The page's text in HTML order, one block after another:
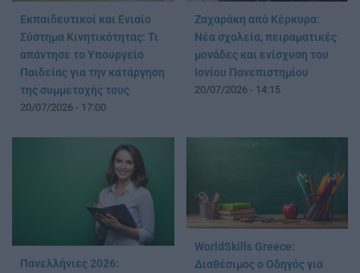
Εκπαιδευτικοί και Ενιαίο
Σύστημα Κινητικότητας: Τι
απάντησε το Υπουργείο
Παιδείας για την κατάργηση
της συμμετοχής τους
20/07/2026 - 17:00
Ζαχαράκη από Κέρκυρα:
Νέα σχολεία, πειραματικές
μονάδες και ενίσχυση του
Ιονίου Πανεπιστημίου
20/07/2026 - 14:15
Πανελλήνιες 2026:
WorldSkills Greece:
Διαθέσιμος ο Οδηγός για